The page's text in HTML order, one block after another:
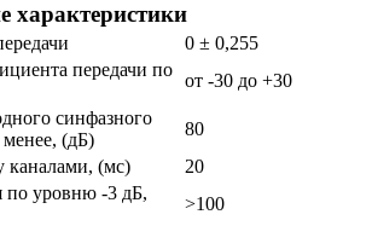
характеристики
0 ± 0,255
передачи по
от -30 до +30
синфазного
менее, (дБ)
80
каналами, (мс)
20
уровню -3 дБ,
>100